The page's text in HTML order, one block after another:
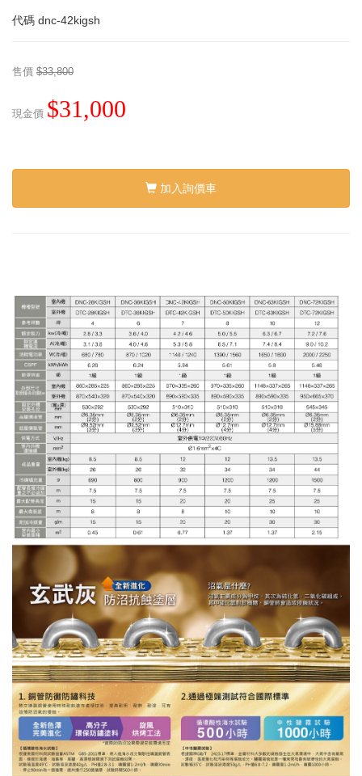
代碼 dnc-42kigsh
售價 $33,800
現金價 $31,000
加入詢價車